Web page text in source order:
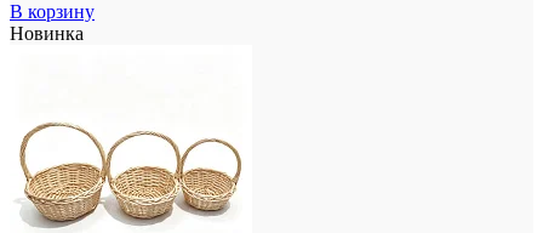
В корзину
Новинка